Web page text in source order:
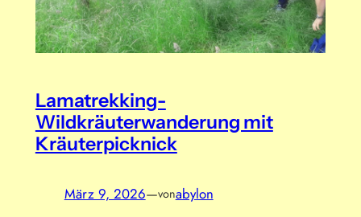
Lamatrekking-
Wildkräuterwanderung mit
Kräuterpicknick
März 9, 2026—vonabylon